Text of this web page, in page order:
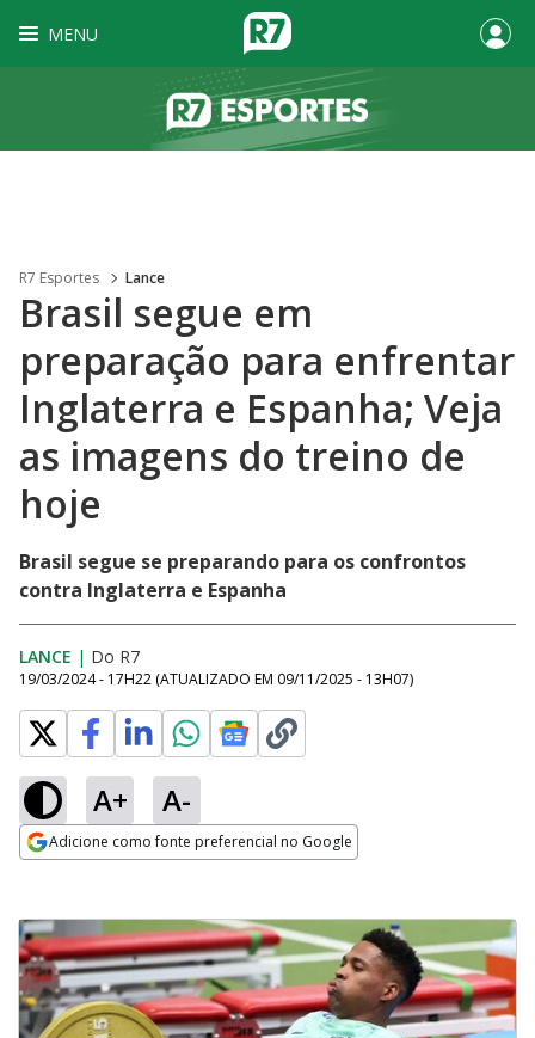
MENU
R7 Esportes Lance
Brasil segue em
preparação para enfrentar
Inglaterra e Espanha; Veja
as imagens do treino de
hoje
Brasil segue se preparando para os confrontos
contra Inglaterra e Espanha
LANCE | Do R7
19/03/2024 - 17H22 (ATUALIZADO EM 09/11/2025 - 13H07)
A+ A-
Adicione como fonte preferencial no Google